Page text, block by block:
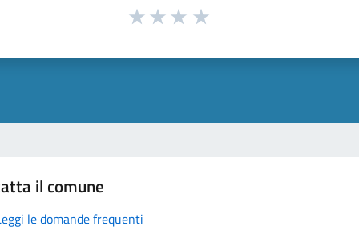
il comune
le domande frequenti